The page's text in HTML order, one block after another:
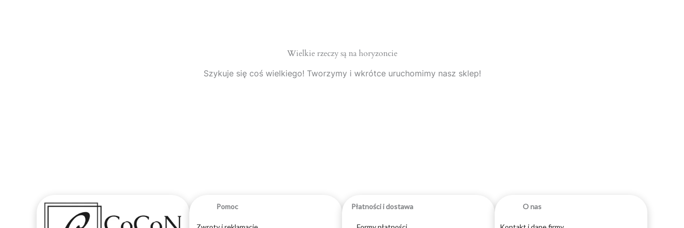
Wielkie rzeczy są na horyzoncie
Szykuje się coś wielkiego! Tworzymy i wkrótce uruchomimy nasz sklep!
Pomoc Płatności i dostawa O nas